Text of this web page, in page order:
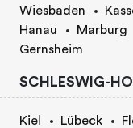
Wiesbaden
Hanau
Marburg
Gernsheim
SCHLESWIG-
Kiel Lübeck